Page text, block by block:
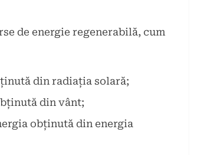
de energie regenerabilă, cum
din radiația solară;
din vânt;
obținută din energia